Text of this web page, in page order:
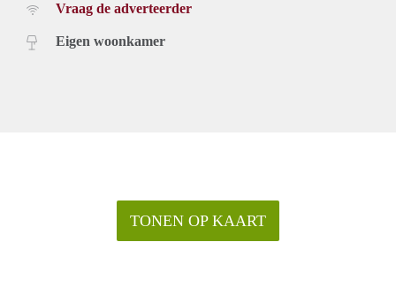
Vraag de adverteerder
Eigen woonkamer
TONEN OP KAART